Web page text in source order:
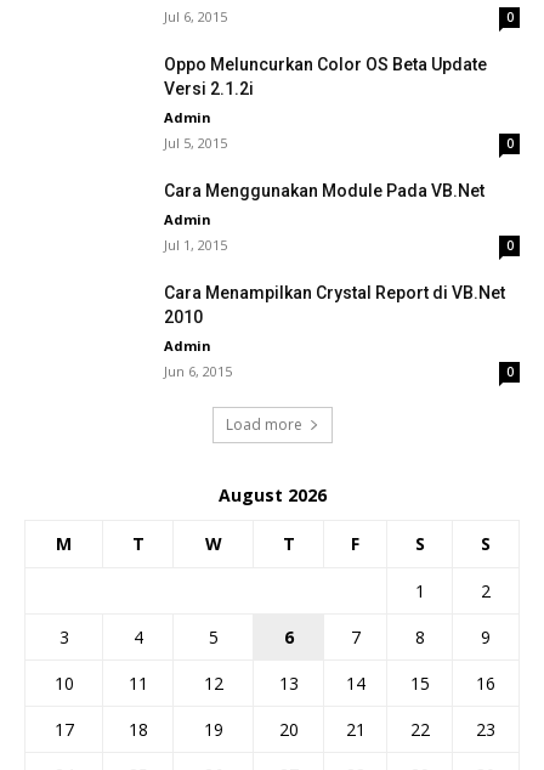
Jul 6, 2015
0
Oppo Meluncurkan Color OS Beta Update
Versi 2.1.2i
Admin
Jul 5, 2015
0
Cara Menggunakan Module Pada VB.Net
Admin
Jul 1, 2015
0
Cara Menampilkan Crystal Report di VB.Net
2010
Admin
Jun 6, 2015
0
Load more
August 2026
M T W T F S S
1
2
3
4 5 6 7 8
9
10
11 12 13 14 15
16
17
18 19 20 21 22
23